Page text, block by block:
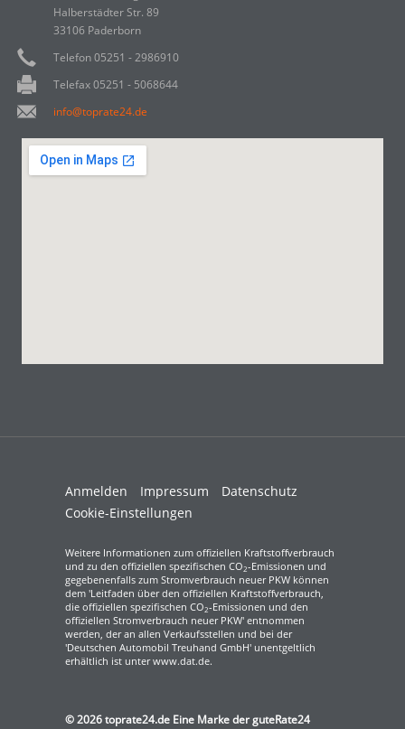
Halberstädter Str. 89
33106 Paderborn
Telefon 05251 - 2986910
Telefax 05251 - 5068644
info@toprate24.de
Anmelden Impressum
Datenschutz
Cookie-Einstellungen
Weitere Informationen zum offiziellen Kraftstoffverbrauch
und zu den offiziellen spezifischen CO2-Emissionen und
gegebenenfalls zum Stromverbrauch neuer PKW können
dem 'Leitfaden über den offiziellen Kraftstoffverbrauch,
die offiziellen spezifischen CO2-Emissionen und den
offiziellen Stromverbrauch neuer PKW' entnommen
werden, der an allen Verkaufsstellen und bei der
'Deutschen Automobil Treuhand GmbH' unentgeltlich
erhältlich ist unter www.dat.de.
© 2026toprate24.de Eine Marke der guteRate24